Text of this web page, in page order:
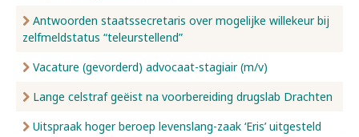
Antwoorden staatssecretaris over mogelijke willekeur bij
zelfmeldstatus “teleurstellend”
Vacature (gevorderd) advocaat-stagiair (m/v)
Lange celstraf geëist na voorbereiding drugslab Drachten
Uitspraak hoger beroep levenslang-zaak ‘Eris’ uitgesteld